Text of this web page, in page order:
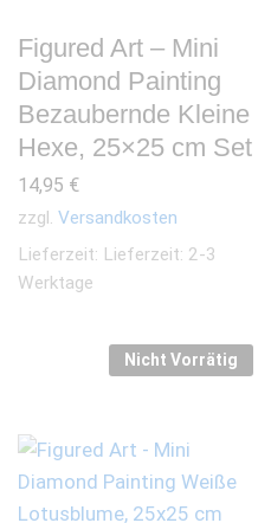
Figured Art – Mini
Diamond Painting
Bezaubernde Kleine
Hexe, 25×25 cm Set
14,95 €
zzgl. Versandkosten
Lieferzeit: Lieferzeit: 2-3
Werktage
Nicht Vorrätig